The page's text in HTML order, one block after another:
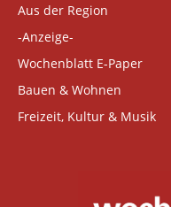
Aus der Region
-Anzeige-
Wochenblatt E-Paper
Bauen & Wohnen
Freizeit, Kultur & Musik